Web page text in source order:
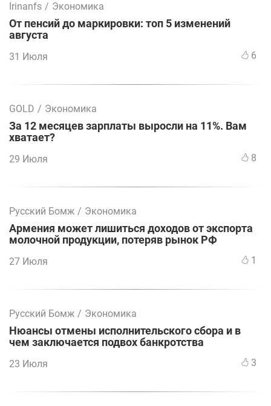
Irinanfs / Экономика
От пенсий до маркировки: топ 5 изменений
августа
31 Июля 6
GOLD / Экономика
За 12 месяцев зарплаты выросли на 11%. Вам
хватает?
29 Июля 8
Русский Бомж / Экономика
Армения может лишиться доходов от экспорта
молочной продукции, потеряв рынок РФ
27 Июля 1
Русский Бомж / Экономика
Нюансы отмены исполнительского сбора и в
чем заключается подвох банкротства
23 Июля 3